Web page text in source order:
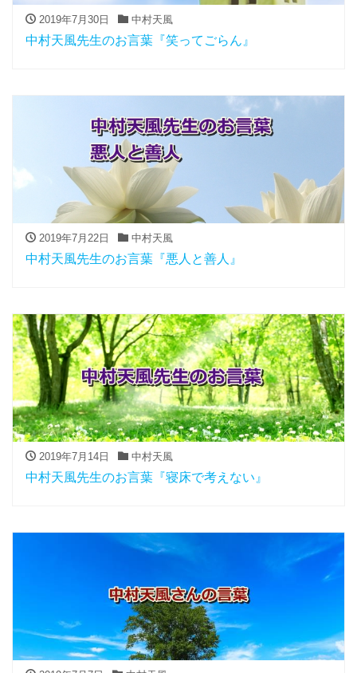
2019年7月30日 中村天風
中村天風先生のお言葉『笑ってごらん』
2019年7月22日 中村天風
中村天風先生のお言葉『悪人と善人』
2019年7月14日 中村天風
中村天風先生のお言葉『寝床で考えない』